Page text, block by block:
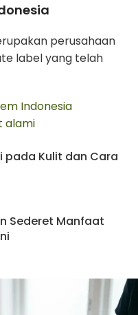
perusahaan
label yang telah
Indonesia
alami
pada Kulit dan Cara
Sederet Manfaat